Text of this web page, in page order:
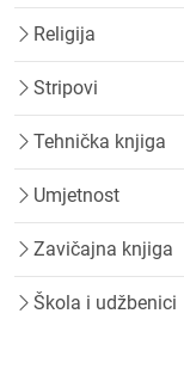
Religija
Stripovi
Tehnička knjiga
Umjetnost
Zavičajna knjiga
Škola i udžbenici